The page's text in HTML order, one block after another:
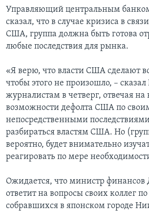
Управляющий центральным
сказал, что в случае кризиса в
США, группа должна быть готова
любые последствия для рынка.
«Я верю, что власти США сделают
чтобы этого не произошло, – сказал
журналистам в четверг, отвечая на
возможности дефолта США по
непосредственными
разбираться властям США. Но
вероятно, будет внимательно
реагировать по мере
Ожидается, что министр
ответит на вопросы своих коллег по
собравшихся в японском городе